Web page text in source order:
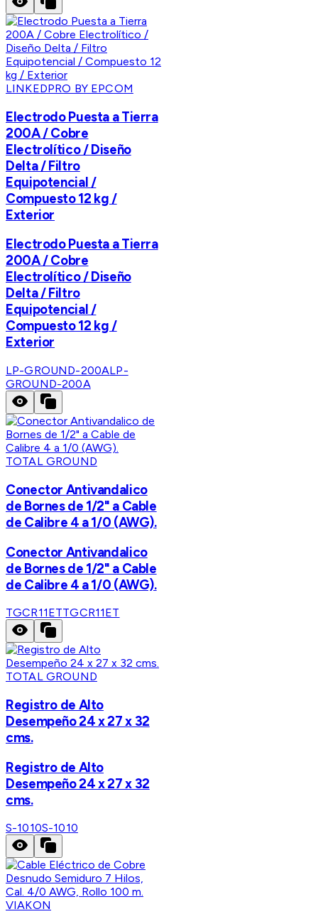
LINKEDPRO BY EPCOM
Electrodo Puesta a Tierra
200A / Cobre
Electrolítico / Diseño
Delta / Filtro
Equipotencial /
Compuesto 12 kg /
Exterior
Electrodo Puesta a Tierra
200A / Cobre
Electrolítico / Diseño
Delta / Filtro
Equipotencial /
Compuesto 12 kg /
Exterior
LP-GROUND-200ALP-
GROUND-200A
TOTAL GROUND
Conector Antivandalico
de Bornes de 1/2" a Cable
de Calibre 4 a 1/0 (AWG).
Conector Antivandalico
de Bornes de 1/2" a Cable
de Calibre 4 a 1/0 (AWG).
TGCR11ETTGCR11ET
TOTAL GROUND
Registro de Alto
Desempeño 24 x 27 x 32
cms.
Registro de Alto
Desempeño 24 x 27 x 32
cms.
S-1010S-1010
VIAKON